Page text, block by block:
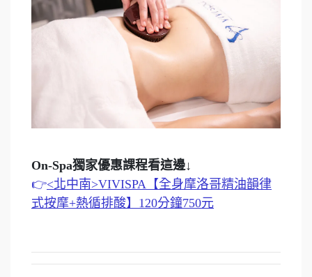
On-Spa獨家優惠課程看這邊↓
👉<北中南>VIVISPA【全身摩洛哥精油韻律
式按摩+熱循排酸】120分鐘750元